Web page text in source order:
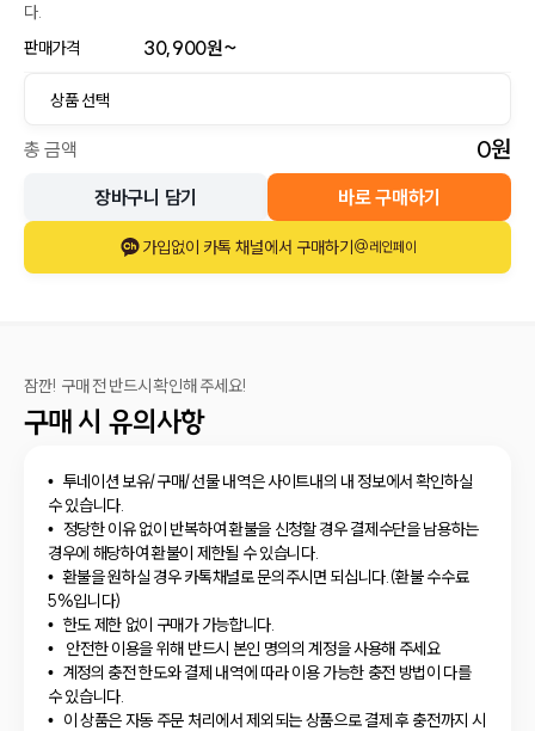
다.
판매가격
30,900원~
총 금액 0원
장바구니 담기 바로 구매하기
가입없이 카톡 채널에서 구매하기@레인페이
잠깐! 구매 전 반드시 확인해 주세요!
구매 시 유의사항
투네이션 보유/구매/선물 내역은 사이트내의 내 정보에서 확인하실
수 있습니다.
정당한 이유 없이 반복하여 환불을 신청할 경우 결제수단을 남용하는
경우에 해당하여 환불이 제한될 수 있습니다.
환불을 원하실 경우 카톡채널로 문의주시면 되십니다.(환불 수수료
5%입니다)
한도 제한 없이 구매가 가능합니다.
안전한 이용을 위해 반드시 본인 명의의 계정을 사용해 주세요
계정의 충전 한도와 결제 내역에 따라 이용 가능한 충전 방법이 다를
수 있습니다.
이 상품은 자동 주문 처리에서 제외되는 상품으로 결제 후 충전까지 시